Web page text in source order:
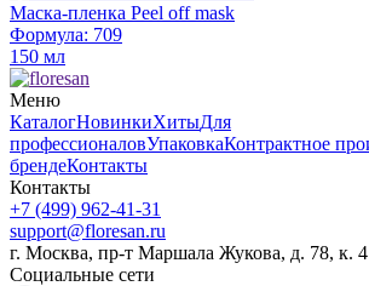
Маска-пленка Peel off mask
Формула: 709
150 мл
Меню
КаталогНовинкиХитыДля
профессионаловУпаковкаКонтрактное
брендеКонтакты
Контакты
+7 (499) 962-41-31
support@floresan.ru
г. Москва, пр-т Маршала Жукова, д. 78, к. 4
Социальные сети